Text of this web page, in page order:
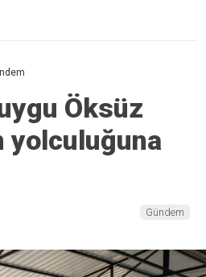
Öksüz
yolculuğuna
Gündem